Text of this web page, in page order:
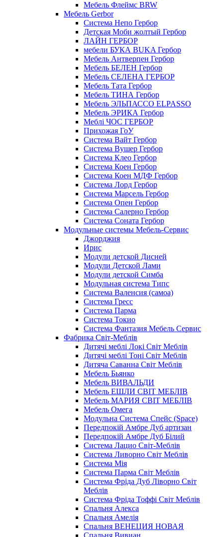
Мебель Флеймс BRW
Мебель Gerbor
Cистема Непо Гербор
Детская Моби жолтый Гербор
ЛАЙН ГЕРБОР
мебели БУКА BUKA Гербор
Мебель Антверпен Гербор
Мебель БЕЛЕН Гербор
Мебель СЕЛЕНА ГЕРБОР
Мебель Тата Гербор
Мебель ТИНА Гербор
Мебель ЭЛЬПАССО ELPASSO
Мебель ЭРИКА Гербор
Меблі ЧОС ГЕРБОР
Прихожая ГоУ
Система Вайт Гербор
Система Вушер Гербор
Система Клео Гербор
Система Коен Гербор
Система Коен МДФ Гербор
Система Лорд Гербор
Система Марсель Гербор
Система Опен Гербор
Система Салерно Гербор
Система Соната Гербор
Модульные системы Мебель-Сервис
Джорджия
Ирис
Модули детской Дисней
Модули Детской Лами
Модули детской Симба
Модульная система Типс
Система Валенсия (самоа)
Система Гресс
Система Парма
Система Токио
Система Фантазия Мебель Сервис
Фабрика Світ-Меблів
Дитячі меблі Локі Світ Меблів
Дитячі меблі Тоні Світ Меблів
Дитяча Саванна Світ Меблів
Мебель Бьянко
Мебель ВИВАЛЬДИ
Мебель ЕШЛИ СВІТ МЕБЛІВ
Мебель МАРИЯ СВІТ МЕБЛІВ
Мебель Омега
Модульна Cистема Спейс (Space)
Передпокій Амбре Дуб артизан
Передпокій Амбре Дуб Білий
Система Лацио Світ-Меблів
Система Ливорно Світ Меблів
Система Мія
Система Парма Свiт Меблiв
Система Фріда Дуб Ліворно Світ
Меблів
Система Фріда Тоффі Світ Меблів
Спальня Алекса
Спальня Амелія
Спальня ВЕНЕЦИЯ НОВАЯ
Спальня Вивиан